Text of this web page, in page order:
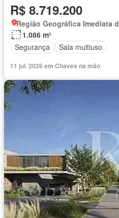
R$ 8.719.200
Região Geográfica Imediata
1.086 m²
Segurança
Sala multiuso
11 jul. 2026 em Chaves na mão